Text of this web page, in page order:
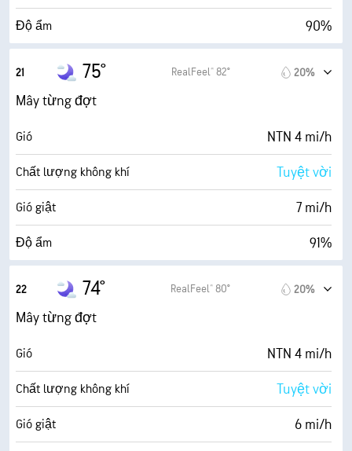
Độ ẩm 90%
Điểm sương
AccuLumen Brightness Index™
Mật độ mây 77%
Tầm nhìn 5 dặm
Trần mây 19300 ft
21 75° RealFeel® 82° 20%
Mây từng đợt
Gió NTN 4 mi/h
Chất lượng không khí Tuyệt vời
Gió giật 7 mi/h
Độ ẩm 91%
Điểm sương
AccuLumen Brightness Index™
Mật độ mây 73%
Tầm nhìn 5 dặm
Trần mây 19300 ft
22 74° RealFeel® 80° 20%
Mây từng đợt
Gió NTN 4 mi/h
Chất lượng không khí Tuyệt vời
Gió giật 6 mi/h